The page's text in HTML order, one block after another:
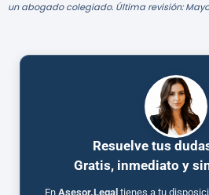
un abogado colegiado. Última revisión: Mayo
Resuelve tus
Gratis, inmediato y
En Asesor.Legal tienes a tu